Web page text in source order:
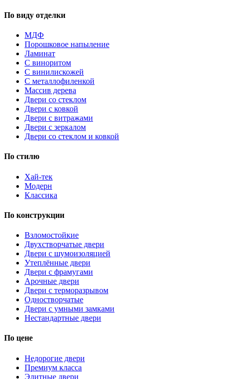
По виду отделки
МДФ
Порошковое напыление
Ламинат
С виноритом
С винилискожей
С металлофиленкой
Массив дерева
Двери со стеклом
Двери с ковкой
Двери с витражами
Двери с зеркалом
Двери со стеклом и ковкой
По стилю
Хай-тек
Модерн
Классика
По конструкции
Взломостойкие
Двухстворчатые двери
Двери с шумоизоляцией
Утеплённые двери
Двери с фрамугами
Арочные двери
Двери с терморазрывом
Одностворчатые
Двери с умными замками
Нестандартные двери
По цене
Недорогие двери
Премиум класса
Элитные двери